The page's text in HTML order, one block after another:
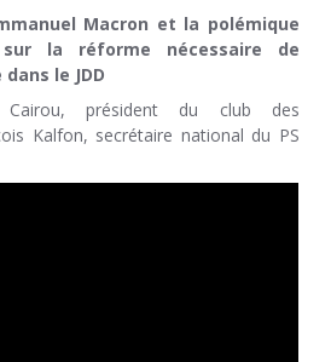
Macron et la polémique
la réforme nécessaire de
le JDD
président du club des
Kalfon, secrétaire national du PS